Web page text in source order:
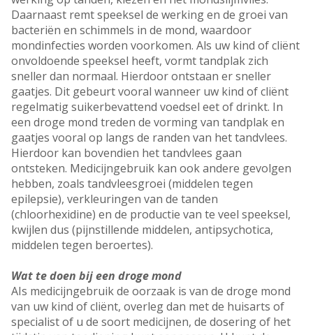
Daarnaast remt speeksel de werking en de groei van
bacteriën en schimmels in de mond, waardoor
mondinfecties worden voorkomen. Als uw kind of cliënt
onvoldoende speeksel heeft, vormt tandplak zich
sneller dan normaal. Hierdoor ontstaan er sneller
gaatjes. Dit gebeurt vooral wanneer uw kind of cliënt
regelmatig suikerbevattend voedsel eet of drinkt. In
een droge mond treden de vorming van tandplak en
gaatjes vooral op langs de randen van het tandvlees.
Hierdoor kan bovendien het tandvlees gaan
ontsteken. Medicijngebruik kan ook andere gevolgen
hebben, zoals tandvleesgroei (middelen tegen
epilepsie), verkleuringen van de tanden
(chloorhexidine) en de productie van te veel speeksel,
kwijlen dus (pijnstillende middelen, antipsychotica,
middelen tegen beroertes).
Wat te doen bij een droge mond
AIs medicijngebruik de oorzaak is van de droge mond
van uw kind of cliënt, overleg dan met de huisarts of
specialist of u de soort medicijnen, de dosering of het